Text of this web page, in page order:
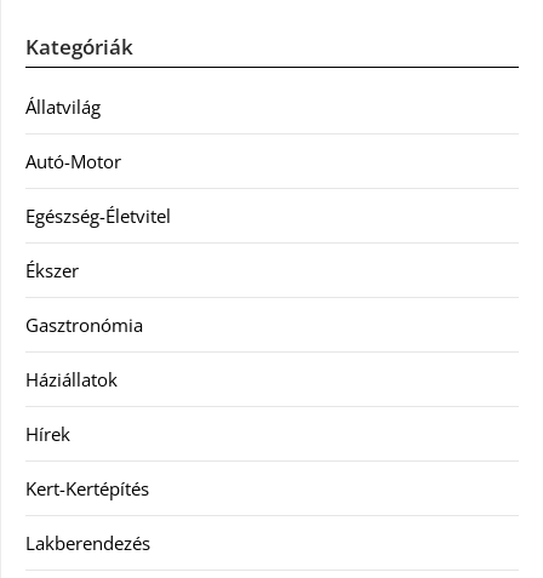
Kategóriák
Állatvilág
Autó-Motor
Egészség-Életvitel
Ékszer
Gasztronómia
Háziállatok
Hírek
Kert-Kertépítés
Lakberendezés